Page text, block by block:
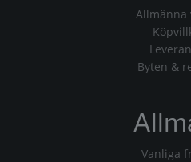
Allmänna
Byten &
Vanliga